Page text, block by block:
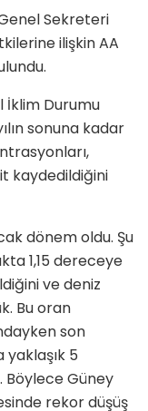
Sekreteri
ilişkin AA
İklim Durumu
sonuna kadar
kaydedildiğini
dönem oldu. Şu
1,15 dereceye
ve deniz
Bu oran
son
yaklaşık 5
Böylece Güney
rekor düşüş